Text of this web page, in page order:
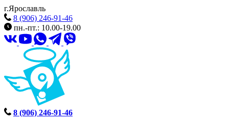
г.Ярославль
8 (906) 246-91-46
пн.-пт.: 10.00-19.00
8 (906) 246-91-46